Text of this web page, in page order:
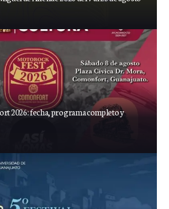
2026: fecha, programa completo y